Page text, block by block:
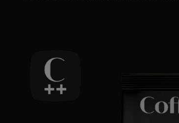
do produto